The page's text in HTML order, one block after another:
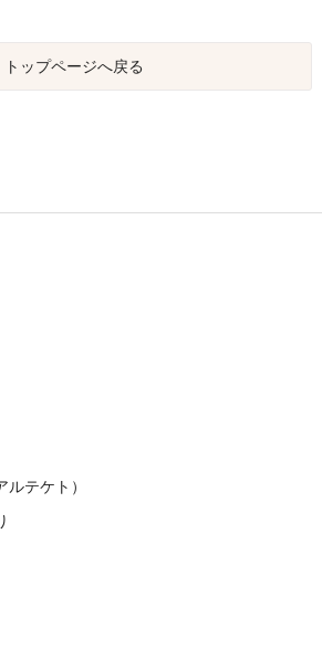
トップページへ戻る
テケト）